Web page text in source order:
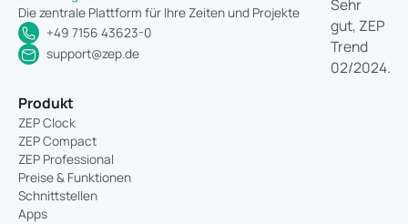
Die zentrale Plattform für Ihre Zeiten und Projekte
+49 7156 43623-0
support@zep.de
Produkt
ZEP Clock
ZEP Compact
ZEP Professional
Preise & Funktionen
Schnittstellen
Apps